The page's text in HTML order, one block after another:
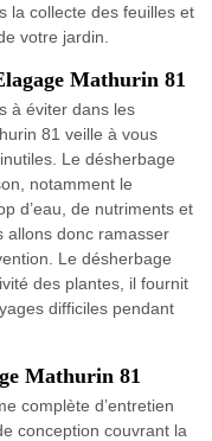
la collecte des feuilles et
votre jardin.
Mathurin 81
à éviter dans les
81 veille à vous
Le désherbage
notamment le
d’eau, de nutriments et
allons donc ramasser
Le désherbage
des plantes, il fournit
difficiles pendant
Mathurin 81
complète d’entretien
conception couvrant la